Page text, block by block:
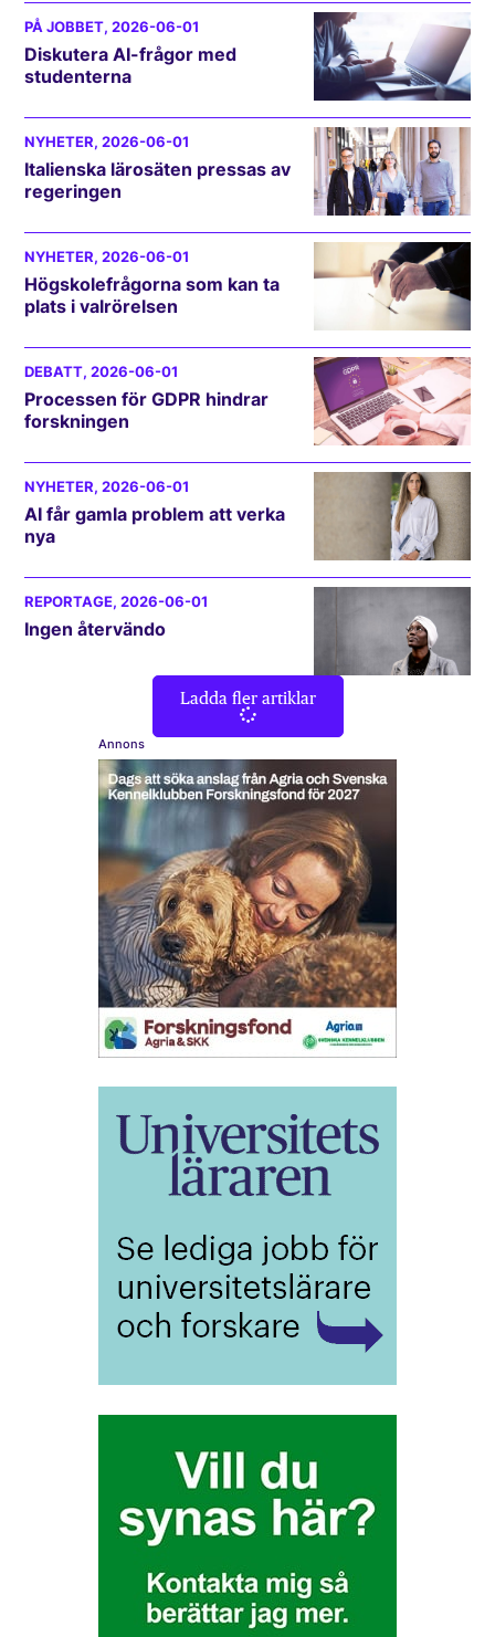
PÅ JOBBET, 2026-06-01
Diskutera AI-frågor med
studenterna
NYHETER, 2026-06-01
Italienska lärosäten pressas av
regeringen
NYHETER, 2026-06-01
Högskolefrågorna som kan ta
plats i valrörelsen
DEBATT, 2026-06-01
Processen för GDPR hindrar
forskningen
NYHETER, 2026-06-01
AI får gamla problem att verka
nya
REPORTAGE, 2026-06-01
Ingen återvändo
Ladda fler artiklar
Annons